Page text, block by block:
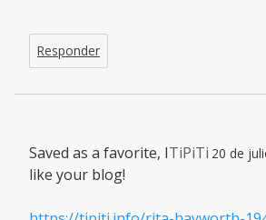
Responder
TiPiTi 20 de
Saved as a favorite, I
like your blog!